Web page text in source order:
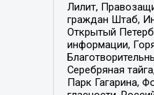
Лилит,
граждан Штаб,
Открытый
информации,
Серебряная
Парк Гагарина,